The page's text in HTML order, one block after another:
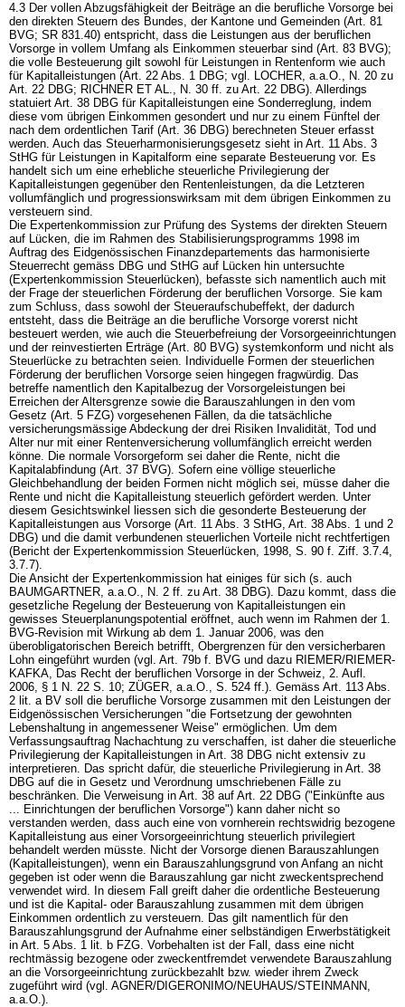
4.3 Der vollen Abzugsfähigkeit der Beiträge an die berufliche Vorsorge bei
den direkten Steuern des Bundes, der Kantone und Gemeinden (Art. 81
BVG; SR 831.40) entspricht, dass die Leistungen aus der beruflichen
Vorsorge in vollem Umfang als Einkommen steuerbar sind (Art. 83 BVG);
die volle Besteuerung gilt sowohl für Leistungen in Rentenform wie auch
für Kapitalleistungen (Art. 22 Abs. 1 DBG; vgl. LOCHER, a.a.O., N. 20 zu
Art. 22 DBG; RICHNER ET AL., N. 30 ff. zu Art. 22 DBG). Allerdings
statuiert Art. 38 DBG für Kapitalleistungen eine Sonderreglung, indem
diese vom übrigen Einkommen gesondert und nur zu einem Fünftel der
nach dem ordentlichen Tarif (Art. 36 DBG) berechneten Steuer erfasst
werden. Auch das Steuerharmonisierungsgesetz sieht in Art. 11 Abs. 3
StHG für Leistungen in Kapitalform eine separate Besteuerung vor. Es
handelt sich um eine erhebliche steuerliche Privilegierung der
Kapitalleistungen gegenüber den Rentenleistungen, da die Letzteren
vollumfänglich und progressionswirksam mit dem übrigen Einkommen zu
versteuern sind.
Die Expertenkommission zur Prüfung des Systems der direkten Steuern
auf Lücken, die im Rahmen des Stabilisierungsprogramms 1998 im
Auftrag des Eidgenössischen Finanzdepartements das harmonisierte
Steuerrecht gemäss DBG und StHG auf Lücken hin untersuchte
(Expertenkommission Steuerlücken), befasste sich namentlich auch mit
der Frage der steuerlichen Förderung der beruflichen Vorsorge. Sie kam
zum Schluss, dass sowohl der Steueraufschubeffekt, der dadurch
entsteht, dass die Beiträge an die berufliche Vorsorge vorerst nicht
besteuert werden, wie auch die Steuerbefreiung der Vorsorgeeinrichtungen
und der reinvestierten Erträge (Art. 80 BVG) systemkonform und nicht als
Steuerlücke zu betrachten seien. Individuelle Formen der steuerlichen
Förderung der beruflichen Vorsorge seien hingegen fragwürdig. Das
betreffe namentlich den Kapitalbezug der Vorsorgeleistungen bei
Erreichen der Altersgrenze sowie die Barauszahlungen in den vom
Gesetz (Art. 5 FZG) vorgesehenen Fällen, da die tatsächliche
versicherungsmässige Abdeckung der drei Risiken Invalidität, Tod und
Alter nur mit einer Rentenversicherung vollumfänglich erreicht werden
könne. Die normale Vorsorgeform sei daher die Rente, nicht die
Kapitalabfindung (Art. 37 BVG). Sofern eine völlige steuerliche
Gleichbehandlung der beiden Formen nicht möglich sei, müsse daher die
Rente und nicht die Kapitalleistung steuerlich gefördert werden. Unter
diesem Gesichtswinkel liessen sich die gesonderte Besteuerung der
Kapitalleistungen aus Vorsorge (Art. 11 Abs. 3 StHG, Art. 38 Abs. 1 und 2
DBG) und die damit verbundenen steuerlichen Vorteile nicht rechtfertigen
(Bericht der Expertenkommission Steuerlücken, 1998, S. 90 f. Ziff. 3.7.4,
3.7.7).
Die Ansicht der Expertenkommission hat einiges für sich (s. auch
BAUMGARTNER, a.a.O., N. 2 ff. zu Art. 38 DBG). Dazu kommt, dass die
gesetzliche Regelung der Besteuerung von Kapitalleistungen ein
gewisses Steuerplanungspotential eröffnet, auch wenn im Rahmen der 1.
BVG-Revision mit Wirkung ab dem 1. Januar 2006, was den
überobligatorischen Bereich betrifft, Obergrenzen für den versicherbaren
Lohn eingeführt wurden (vgl. Art. 79b f. BVG und dazu RIEMER/RIEMER-
KAFKA, Das Recht der beruflichen Vorsorge in der Schweiz, 2. Aufl.
2006, § 1 N. 22 S. 10; ZÜGER, a.a.O., S. 524 ff.). Gemäss Art. 113 Abs.
2 lit. a BV soll die berufliche Vorsorge zusammen mit den Leistungen der
Eidgenössischen Versicherungen "die Fortsetzung der gewohnten
Lebenshaltung in angemessener Weise" ermöglichen. Um dem
Verfassungsauftrag Nachachtung zu verschaffen, ist daher die steuerliche
Privilegierung der Kapitalleistungen in Art. 38 DBG nicht extensiv zu
interpretieren. Das spricht dafür, die steuerliche Privilegierung in Art. 38
DBG auf die in Gesetz und Verordnung umschriebenen Fälle zu
beschränken. Die Verweisung in Art. 38 auf Art. 22 DBG ("Einkünfte aus
... Einrichtungen der beruflichen Vorsorge") kann daher nicht so
verstanden werden, dass auch eine von vornherein rechtswidrig bezogene
Kapitalleistung aus einer Vorsorgeeinrichtung steuerlich privilegiert
behandelt werden müsste. Nicht der Vorsorge dienen Barauszahlungen
(Kapitalleistungen), wenn ein Barauszahlungsgrund von Anfang an nicht
gegeben ist oder wenn die Barauszahlung gar nicht zweckentsprechend
verwendet wird. In diesem Fall greift daher die ordentliche Besteuerung
und ist die Kapital- oder Barauszahlung zusammen mit dem übrigen
Einkommen ordentlich zu versteuern. Das gilt namentlich für den
Barauszahlungsgrund der Aufnahme einer selbständigen Erwerbstätigkeit
in Art. 5 Abs. 1 lit. b FZG. Vorbehalten ist der Fall, dass eine nicht
rechtmässig bezogene oder zweckentfremdet verwendete Barauszahlung
an die Vorsorgeeinrichtung zurückbezahlt bzw. wieder ihrem Zweck
zugeführt wird (vgl. AGNER/DIGERONIMO/NEUHAUS/STEINMANN,
a.a.O.).